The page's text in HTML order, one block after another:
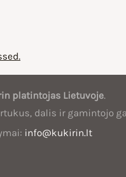
platintojas Lietuvoje.
dalis ir gamintojo
info@kukirin.lt